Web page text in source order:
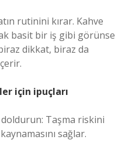
rutinini kırar. Kahve
basit bir iş gibi görünse
dikkat, biraz da
için ipuçları
doldurun: Taşma riskini
sağlar.